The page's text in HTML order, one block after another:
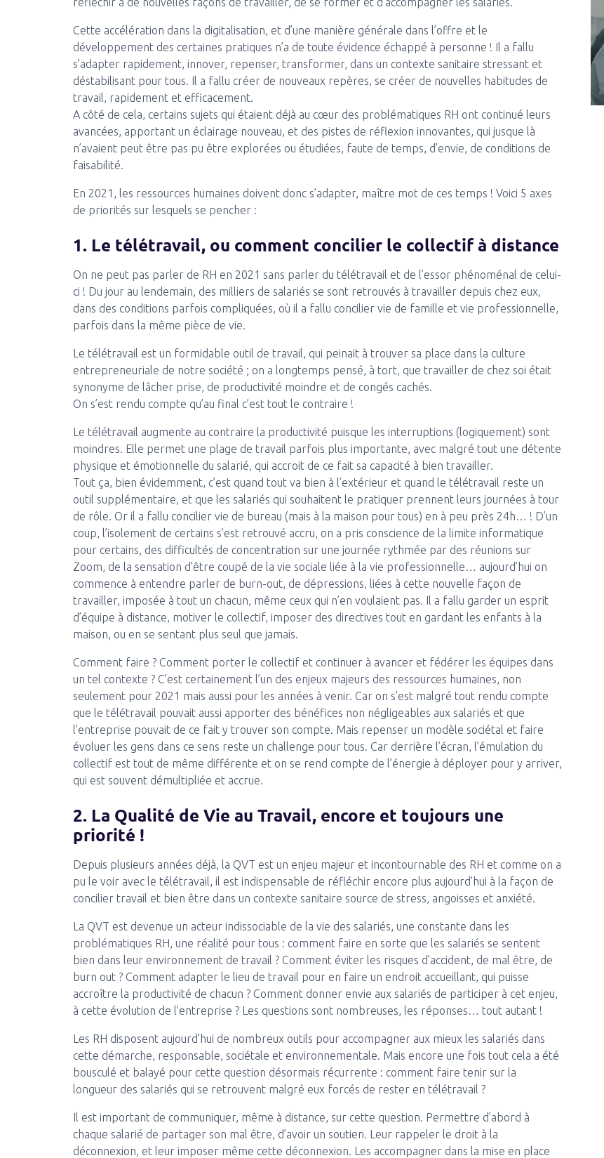
Cette accélération dans la digitalisation, et d’une manière générale dans l’offre et le
développement des certaines pratiques n’a de toute évidence échappé à personne ! Il a fallu
s’adapter rapidement, innover, repenser, transformer, dans un contexte sanitaire stressant et
déstabilisant pour tous. Il a fallu créer de nouveaux repères, se créer de nouvelles habitudes de
travail, rapidement et efficacement.
A côté de cela, certains sujets qui étaient déjà au cœur des problématiques RH ont continué leurs
avancées, apportant un éclairage nouveau, et des pistes de réflexion innovantes, qui jusque là
n’avaient peut être pas pu être explorées ou étudiées, faute de temps, d’envie, de conditions de
faisabilité.
En 2021, les ressources humaines doivent donc s’adapter, maître mot de ces temps ! Voici 5 axes
de priorités sur lesquels se pencher :
1. Le télétravail, ou comment concilier le collectif à distance
On ne peut pas parler de RH en 2021 sans parler du télétravail et de l’essor phénoménal de celui-
ci ! Du jour au lendemain, des milliers de salariés se sont retrouvés à travailler depuis chez eux,
dans des conditions parfois compliquées, où il a fallu concilier vie de famille et vie professionnelle,
parfois dans la même pièce de vie.
Le télétravail est un formidable outil de travail, qui peinait à trouver sa place dans la culture
entrepreneuriale de notre société ; on a longtemps pensé, à tort, que travailler de chez soi était
synonyme de lâcher prise, de productivité moindre et de congés cachés.
On s’est rendu compte qu’au final c’est tout le contraire !
Le télétravail augmente au contraire la productivité puisque les interruptions (logiquement) sont
moindres. Elle permet une plage de travail parfois plus importante, avec malgré tout une détente
physique et émotionnelle du salarié, qui accroit de ce fait sa capacité à bien travailler.
Tout ça, bien évidemment, c’est quand tout va bien à l’extérieur et quand le télétravail reste un
outil supplémentaire, et que les salariés qui souhaitent le pratiquer prennent leurs journées à tour
de rôle. Or il a fallu concilier vie de bureau (mais à la maison pour tous) en à peu près 24h… ! D’un
coup, l’isolement de certains s’est retrouvé accru, on a pris conscience de la limite informatique
pour certains, des difficultés de concentration sur une journée rythmée par des réunions sur
Zoom, de la sensation d’être coupé de la vie sociale liée à la vie professionnelle… aujourd’hui on
commence à entendre parler de burn-out, de dépressions, liées à cette nouvelle façon de
travailler, imposée à tout un chacun, même ceux qui n’en voulaient pas. Il a fallu garder un esprit
d’équipe à distance, motiver le collectif, imposer des directives tout en gardant les enfants à la
maison, ou en se sentant plus seul que jamais.
Comment faire ? Comment porter le collectif et continuer à avancer et fédérer les équipes dans
un tel contexte ? C’est certainement l’un des enjeux majeurs des ressources humaines, non
seulement pour 2021 mais aussi pour les années à venir. Car on s’est malgré tout rendu compte
que le télétravail pouvait aussi apporter des bénéfices non négligeables aux salariés et que
l’entreprise pouvait de ce fait y trouver son compte. Mais repenser un modèle sociétal et faire
évoluer les gens dans ce sens reste un challenge pour tous. Car derrière l’écran, l’émulation du
collectif est tout de même différente et on se rend compte de l’énergie à déployer pour y arriver,
qui est souvent démultipliée et accrue.
2. La Qualité de Vie au Travail, encore et toujours une
priorité !
Depuis plusieurs années déjà, la QVT est un enjeu majeur et incontournable des RH et comme on a
pu le voir avec le télétravail, il est indispensable de réfléchir encore plus aujourd’hui à la façon de
concilier travail et bien être dans un contexte sanitaire source de stress, angoisses et anxiété.
La QVT est devenue un acteur indissociable de la vie des salariés, une constante dans les
problématiques RH, une réalité pour tous : comment faire en sorte que les salariés se sentent
bien dans leur environnement de travail ? Comment éviter les risques d’accident, de mal être, de
burn out ? Comment adapter le lieu de travail pour en faire un endroit accueillant, qui puisse
accroître la productivité de chacun ? Comment donner envie aux salariés de participer à cet enjeu,
à cette évolution de l’entreprise ? Les questions sont nombreuses, les réponses… tout autant !
Les RH disposent aujourd’hui de nombreux outils pour accompagner aux mieux les salariés dans
cette démarche, responsable, sociétale et environnementale. Mais encore une fois tout cela a été
bousculé et balayé pour cette question désormais récurrente : comment faire tenir sur la
longueur des salariés qui se retrouvent malgré eux forcés de rester en télétravail ?
Il est important de communiquer, même à distance, sur cette question. Permettre d’abord à
chaque salarié de partager son mal être, d’avoir un soutien. Leur rappeler le droit à la
déconnexion, et leur imposer même cette déconnexion. Les accompagner dans la mise en place